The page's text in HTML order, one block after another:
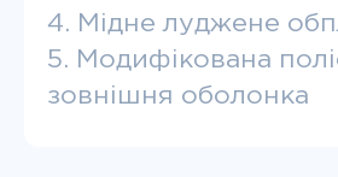
4. Мідне луджене
5. Модифікована
зовнішня оболонка